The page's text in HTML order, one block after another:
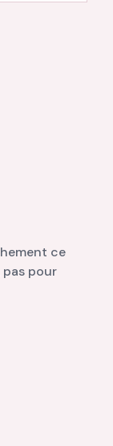
ce
pas pour